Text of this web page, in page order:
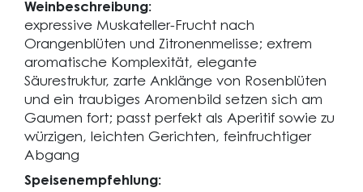
Weinbeschreibung:
expressive Muskateller-Frucht nach
Orangenblüten und Zitronenmelisse; extrem
aromatische Komplexität, elegante
Säurestruktur, zarte Anklänge von Rosenblüten
und ein traubiges Aromenbild setzen sich am
Gaumen fort; passt perfekt als Aperitif sowie zu
würzigen, leichten Gerichten, feinfruchtiger
Abgang
Speisenempfehlung: